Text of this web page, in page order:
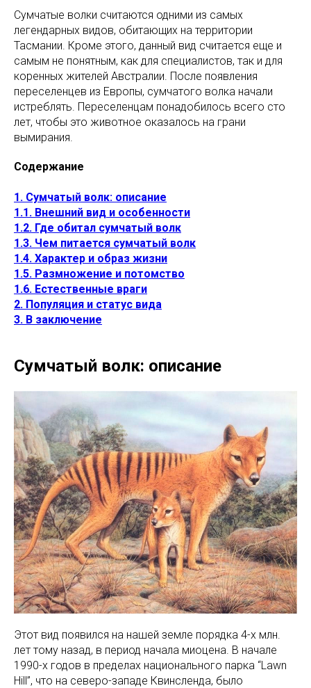
Сумчатые волки считаются одними из самых
легендарных видов, обитающих на территории
Тасмании. Кроме этого, данный вид считается еще и
самым не понятным, как для специалистов, так и для
коренных жителей Австралии. После появления
переселенцев из Европы, сумчатого волка начали
истреблять. Переселенцам понадобилось всего сто
лет, чтобы это животное оказалось на грани
вымирания.
Содержание
1. Сумчатый волк: описание
1.1. Внешний вид и особенности
1.2. Где обитал сумчатый волк
1.3. Чем питается сумчатый волк
1.4. Характер и образ жизни
1.5. Размножение и потомство
1.6. Естественные враги
2. Популяция и статус вида
3. В заключение
Сумчатый волк: описание
Этот вид появился на нашей земле порядка 4-х млн.
лет тому назад, в период начала миоцена. В начале
1990-х годов в пределах национального парка “Lawn
Hill”, что на северо-западе Квинсленда, было